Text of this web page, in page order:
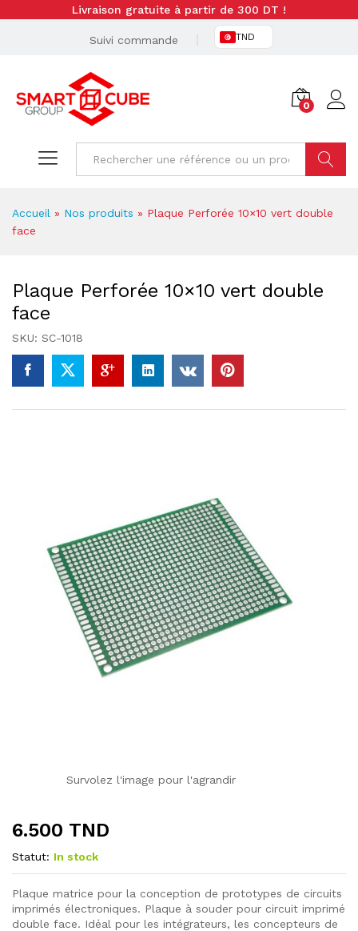
Livraison gratuite à partir de 300 DT !
Suivi commande TND
0
Accueil » Nos produits » Plaque Perforée 10×10 vert double
face
Plaque Perforée 10×10 vert double
face
SKU: SC-1018
Survolez l'image pour l'agrandir
6.500 TND
Statut: In stock
Plaque matrice pour la conception de prototypes de circuits
imprimés électroniques. Plaque à souder pour circuit imprimé
double face. Idéal pour les intégrateurs, les concepteurs de